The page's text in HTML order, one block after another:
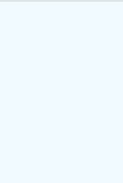
en
Les Anneaux,
Estuaire 2007
l'ile, Nantes ©
Nantes ©
île de Nantes ©